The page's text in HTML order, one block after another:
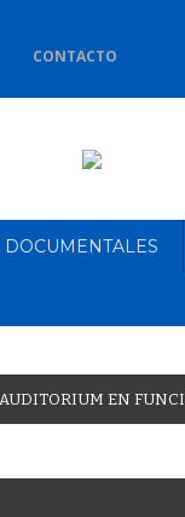
CONTACTO
DOCUMENTALES
AUDITORIUM EN FUNCI